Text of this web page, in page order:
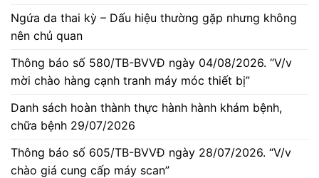
Ngứa da thai kỳ – Dấu hiệu thường gặp nhưng không
nên chủ quan
Thông báo số 580/TB-BVVĐ ngày 04/08/2026. “V/v
mời chào hàng cạnh tranh máy móc thiết bị”
Danh sách hoàn thành thực hành hành khám bệnh,
chữa bệnh 29/07/2026
Thông báo số 605/TB-BVVĐ ngày 28/07/2026. “V/v
chào giá cung cấp máy scan”